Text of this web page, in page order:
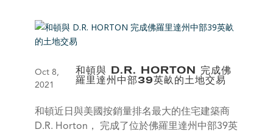
和頓與 D.R. HORTON 完成佛
羅里達州中部39英畝的土地交易
Oct 8,
2021
和頓近日與美國按銷量排名最大的住宅建築商
D.R. Horton， 完成了位於佛羅里達州中部39英